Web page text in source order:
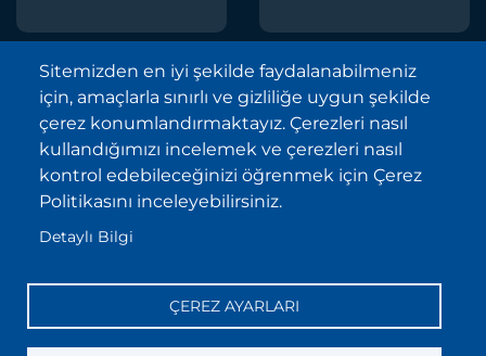
Borsa İstanbul A.Ş. © 2013-2025
Tüm Hakları Saklıdır.
Telif Hakkı ve Çekince İhbarı Bildirimi
Site Haritası
Kişisel Verilerin Korunması (KVKK)
Sıkça Sorulan Sorular
İletişim
Sitemizden en iyi şekilde faydalanabilmeniz
için, amaçlarla sınırlı ve gizliliğe uygun şekilde
çerez konumlandırmaktayız. Çerezleri nasıl
kullandığımızı incelemek ve çerezleri nasıl
kontrol edebileceğinizi öğrenmek için Çerez
Politikasını inceleyebilirsiniz.
Detaylı Bilgi
ÇEREZ AYARLARI